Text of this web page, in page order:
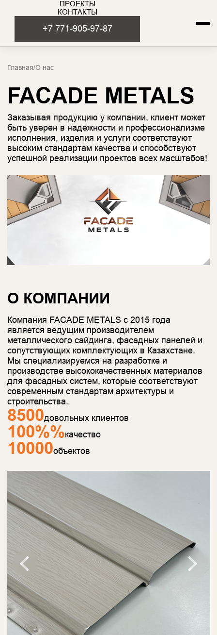
ПРОЕКТЫ
КОНТАКТЫ
+7 771-905-97-87
Главная/О нас
FACADE METALS
Заказывая продукцию у компании, клиент может
быть уверен в надежности и профессионализме
исполнения, изделия и услуги соответствуют
высоким стандартам качества и способствуют
успешной реализации проектов всех масштабов!
О КОМПАНИИ
Компания FACADE METALS с 2015 года
является ведущим производителем
металлического сайдинга, фасадных панелей и
сопутствующих комплектующих в Казахстане.
Мы специализируемся на разработке и
производстве высококачественных материалов
для фасадных систем, которые соответствуют
современным стандартам архитектуры и
строительства.
8500довольных клиентов
100%%качество
10000объектов